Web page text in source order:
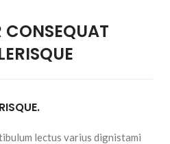
CONSEQUAT
lectus varius dignistami